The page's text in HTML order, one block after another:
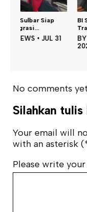
BI Sulbar Dorong
Transformasi
BYINDIGONEWS •
No comments
Silahkan
Your email will
with an asterisk
Please write